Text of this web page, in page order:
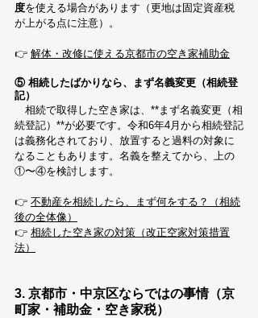
度を使える場合があります（更地は固定資産税
が上がる点に注意）。
👉 解体・改修に使える京都市の空き家補助金
⑤ 相続したばかりなら、まず名義変更（相続登
記）
相続で取得した空き家は、**まず名義変更（相
続登記）**が必要です。令和6年4月から相続登記
は義務化されており、放置すると過料の対象に
なることもあります。名義を整えてから、上の
①〜④を検討します。
👉 不動産を相続したら、まず何をする？（相続
後の全体像）
👉 相続した空き家の対策（改正空家対策措置
法）
3. 京都市・中京区ならではの事情（京
町家・補助金・空き家税）